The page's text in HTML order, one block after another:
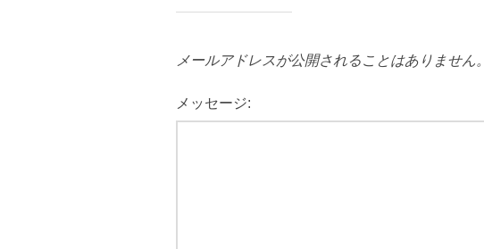
メールアドレスが公開されることはありません。
メッセージ: